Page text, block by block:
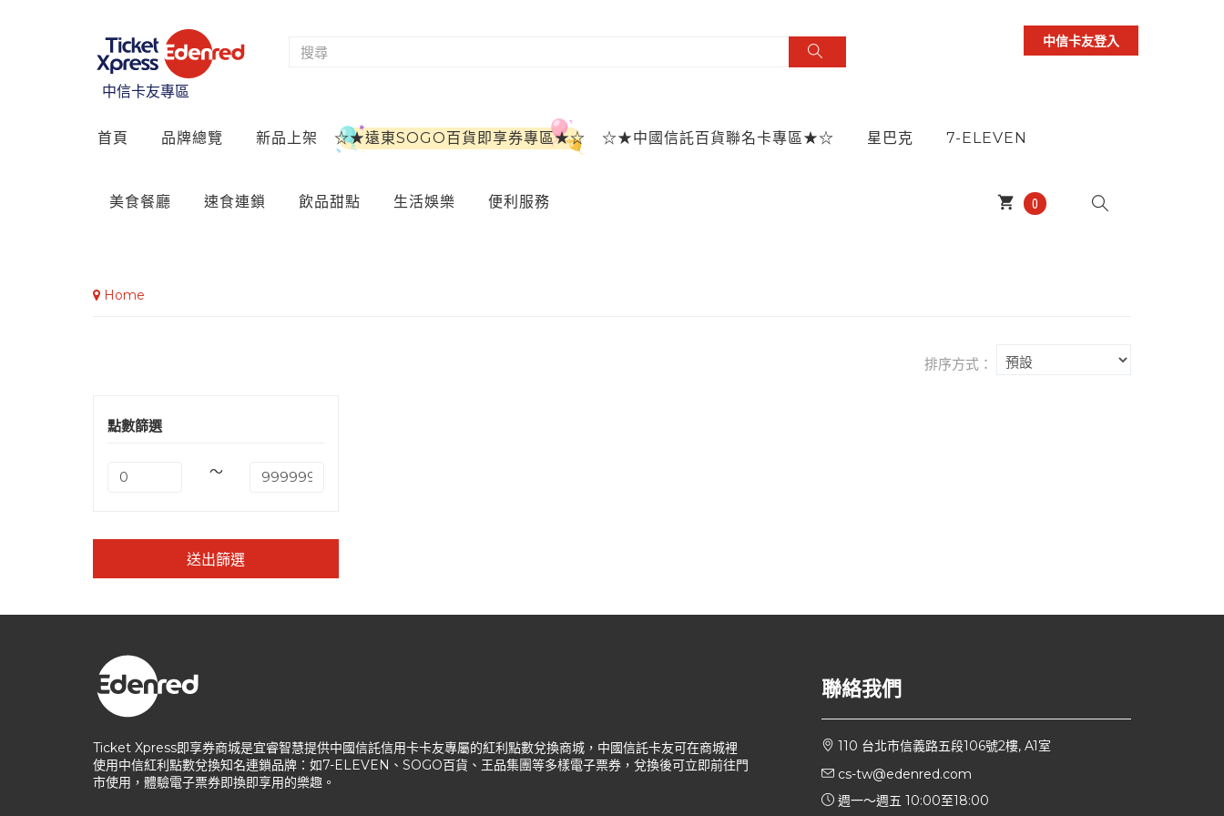
中信卡友專區
中信卡友登入
首頁 品牌總覽 新品上架 ☆★遠東SOGO百貨即享券專區★☆ ☆★中國信託百貨聯名卡專區★☆ 星巴克 7-ELEVEN
美食餐廳 速食連鎖 飲品甜點 生活娛樂 便利服務 shopping_cart 0
Home
點數篩選
～
送出篩選
排序方式：
Ticket Xpress即享券商城是宜睿智慧提供中國信託信用卡卡友專屬的紅利點數兌換商城，中國信託卡友可在商城裡
使用中信紅利點數兌換知名連鎖品牌：如7-ELEVEN、SOGO百貨、王品集團等多樣電子票券，兌換後可立即前往門
市使用，體驗電子票券即換即享用的樂趣。
聯絡我們
110 台北市信義路五段106號2樓, A1室
cs-tw@edenred.com
週一～週五 10:00至18:00